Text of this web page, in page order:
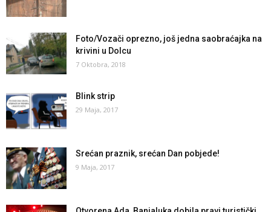
Foto/Vozači oprezno, još jedna saobraćajka na
krivini u Dolcu
7 Oktobra, 2018
Blink strip
29 Maja, 2017
Srećan praznik, srećan Dan pobjede!
9 Maja, 2017